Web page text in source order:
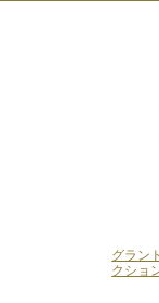
グラン
クショ